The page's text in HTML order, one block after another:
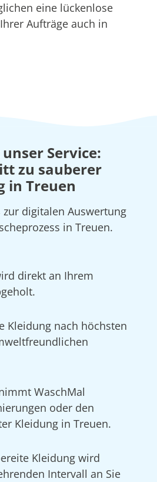
eine lückenlose
Aufträge auch in
Service:
zu sauberer
in Treuen
digitalen Auswertung
in Treuen.
direkt an Ihrem
Kleidung nach höchsten
WaschMal
oder den
Kleidung in Treuen.
Kleidung wird
Intervall an Sie